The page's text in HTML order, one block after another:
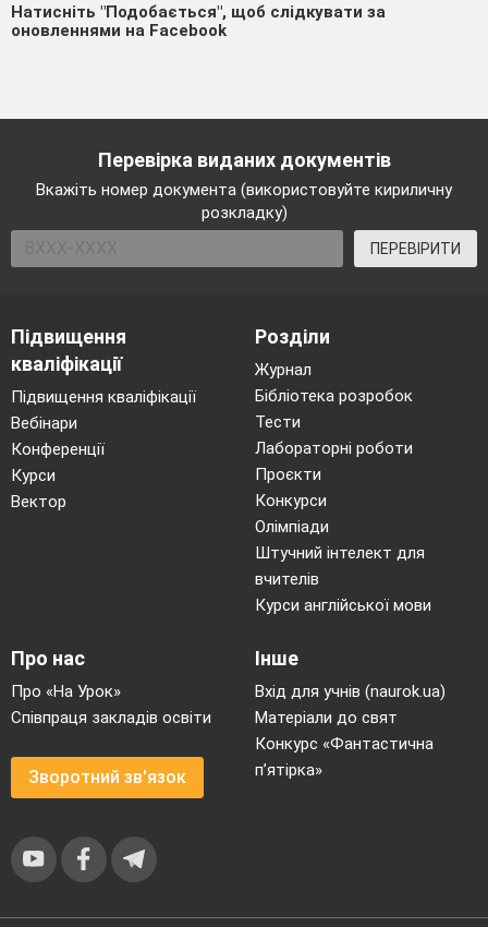
Натисніть "Подобається", щоб слідкувати за
оновленнями на Facebook
Перевірка виданих документів
Вкажіть номер документа (використовуйте кириличну
розкладку)
ПЕРЕВІРИТИ
Підвищення
кваліфікації
Підвищення кваліфікації
Вебінари
Конференції
Курси
Вектор
Розділи
Журнал
Бібліотека розробок
Тести
Лабораторні роботи
Проєкти
Конкурси
Олімпіади
Штучний інтелект для
вчителів
Курси англійської мови
Про нас
Про «На Урок»
Співпраця закладів освіти
Зворотний зв'язок
Інше
Вхід для учнів (naurok.ua)
Матеріали до свят
Конкурс «Фантастична
п’ятірка»